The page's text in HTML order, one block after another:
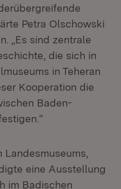
Petra Olschowski
„Es sind zentrale
die sich in
in Teheran
Kooperation die
Baden-
eine Ausstellung
im Badischen